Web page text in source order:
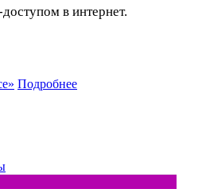
в интернет.
Подробнее